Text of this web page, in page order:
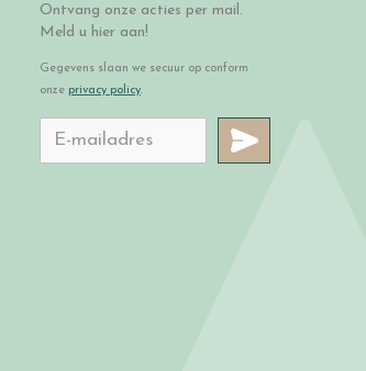
Ontvang onze acties per mail.
Meld u hier aan!
Gegevens slaan we secuur op conform
onze privacy policy.